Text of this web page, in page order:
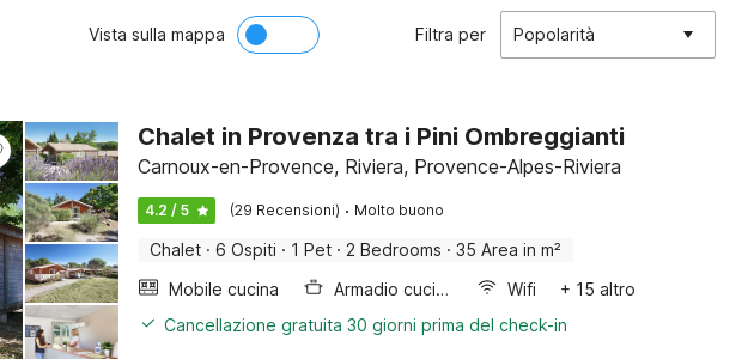
Vista sulla mappa Filtra per Popolarità
Chalet in Provenza tra i Pini Ombreggianti
Carnoux-en-Provence, Riviera, Provence-Alpes-Riviera
4.2 / 5 (29 Recensioni) · Molto buono
Chalet · 6 Ospiti · 1 Pet · 2 Bedrooms · 35 Area in m²
Mobile cucina
Armadio cucina Wifi
+ 15 altro
Cancellazione gratuita 30 giorni prima del check-in